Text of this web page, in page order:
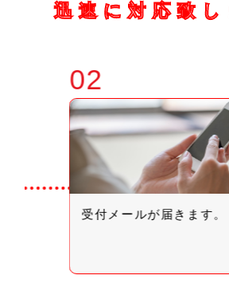
迅速に対応致し
02
受付メールが届きます。